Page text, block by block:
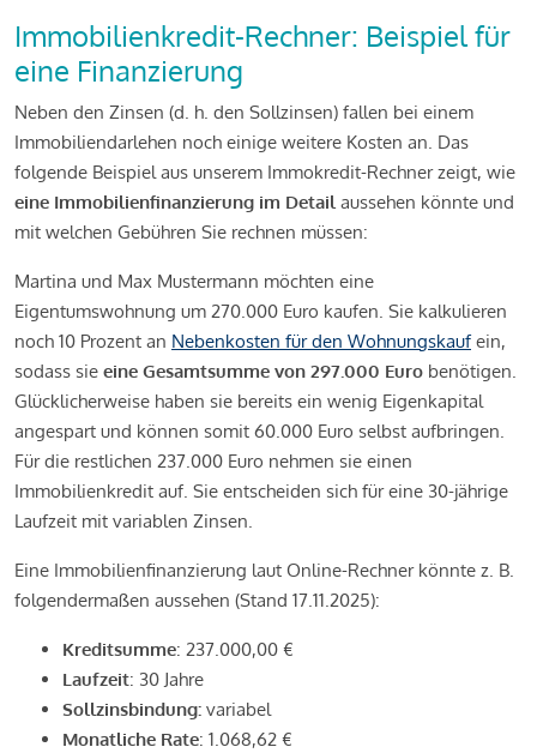
Immobilienkredit-Rechner: Beispiel für
eine Finanzierung
Neben den Zinsen (d. h. den Sollzinsen) fallen bei einem
Immobiliendarlehen noch einige weitere Kosten an. Das
folgende Beispiel aus unserem Immokredit-Rechner zeigt, wie
eine Immobilienfinanzierung im Detail aussehen könnte und
mit welchen Gebühren Sie rechnen müssen:
Martina und Max Mustermann möchten eine
Eigentumswohnung um 270.000 Euro kaufen. Sie kalkulieren
noch 10 Prozent an Nebenkosten für den Wohnungskaufein,
sodass sie eine Gesamtsumme von 297.000 Euro benötigen.
Glücklicherweise haben sie bereits ein wenig Eigenkapital
angespart und können somit 60.000 Euro selbst aufbringen.
Für die restlichen 237.000 Euro nehmen sie einen
Immobilienkredit auf. Sie entscheiden sich für eine 30-jährige
Laufzeit mit variablen Zinsen.
Eine Immobilienfinanzierung laut Online-Rechner könnte z. B.
folgendermaßen aussehen (Stand 17.11.2025):
Kreditsumme: 237.000,00 €
Laufzeit: 30 Jahre
Sollzinsbindung: variabel
Monatliche Rate: 1.068,62 €